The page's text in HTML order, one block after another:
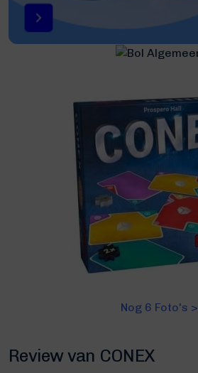
Nog 6 Foto's >
Review van CONEX